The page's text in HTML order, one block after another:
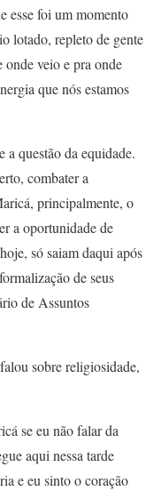
esse foi um momento
lotado, repleto de gente
onde veio e pra onde
que nós estamos
a questão da equidade.
combater a
principalmente, o
a oportunidade de
só saiam daqui após
de seus
de Assuntos
sobre religiosidade,
se eu não falar da
aqui nessa tarde
e eu sinto o coração